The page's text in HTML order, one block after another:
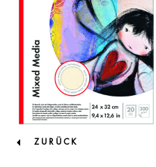
ZURÜCK